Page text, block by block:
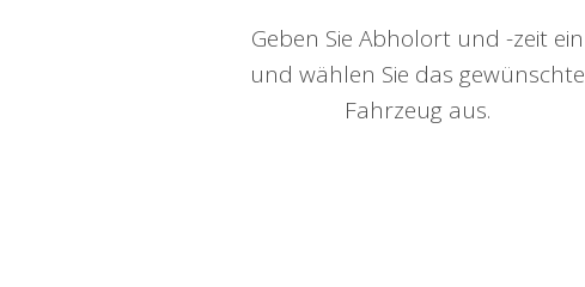
Geben Sie Abholort und -zeit ein
und wählen Sie das gewünschte
Fahrzeug aus.